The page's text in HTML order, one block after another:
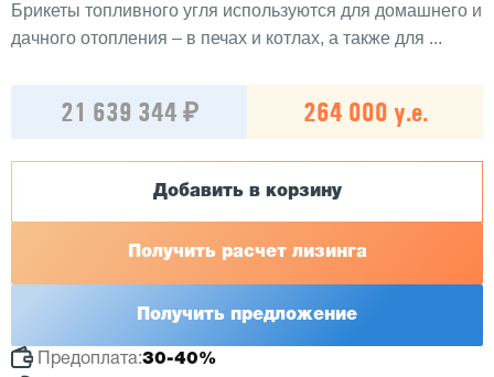
Брикеты топливного угля используются для домашнего и
дачного отопления – в печах и котлах, а также для ...
21 639 344 ₽ 264 000 у.е.
Добавить в корзину
Получить расчет лизинга
Получить предложение
Предоплата:30-40%